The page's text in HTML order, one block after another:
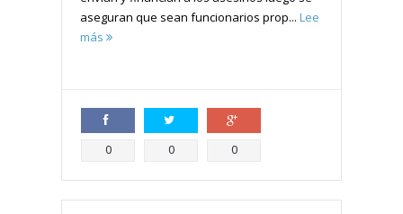
aseguran que sean funcionarios prop... Lee
más
Compartir
0 Compartir
0 Compartir
0